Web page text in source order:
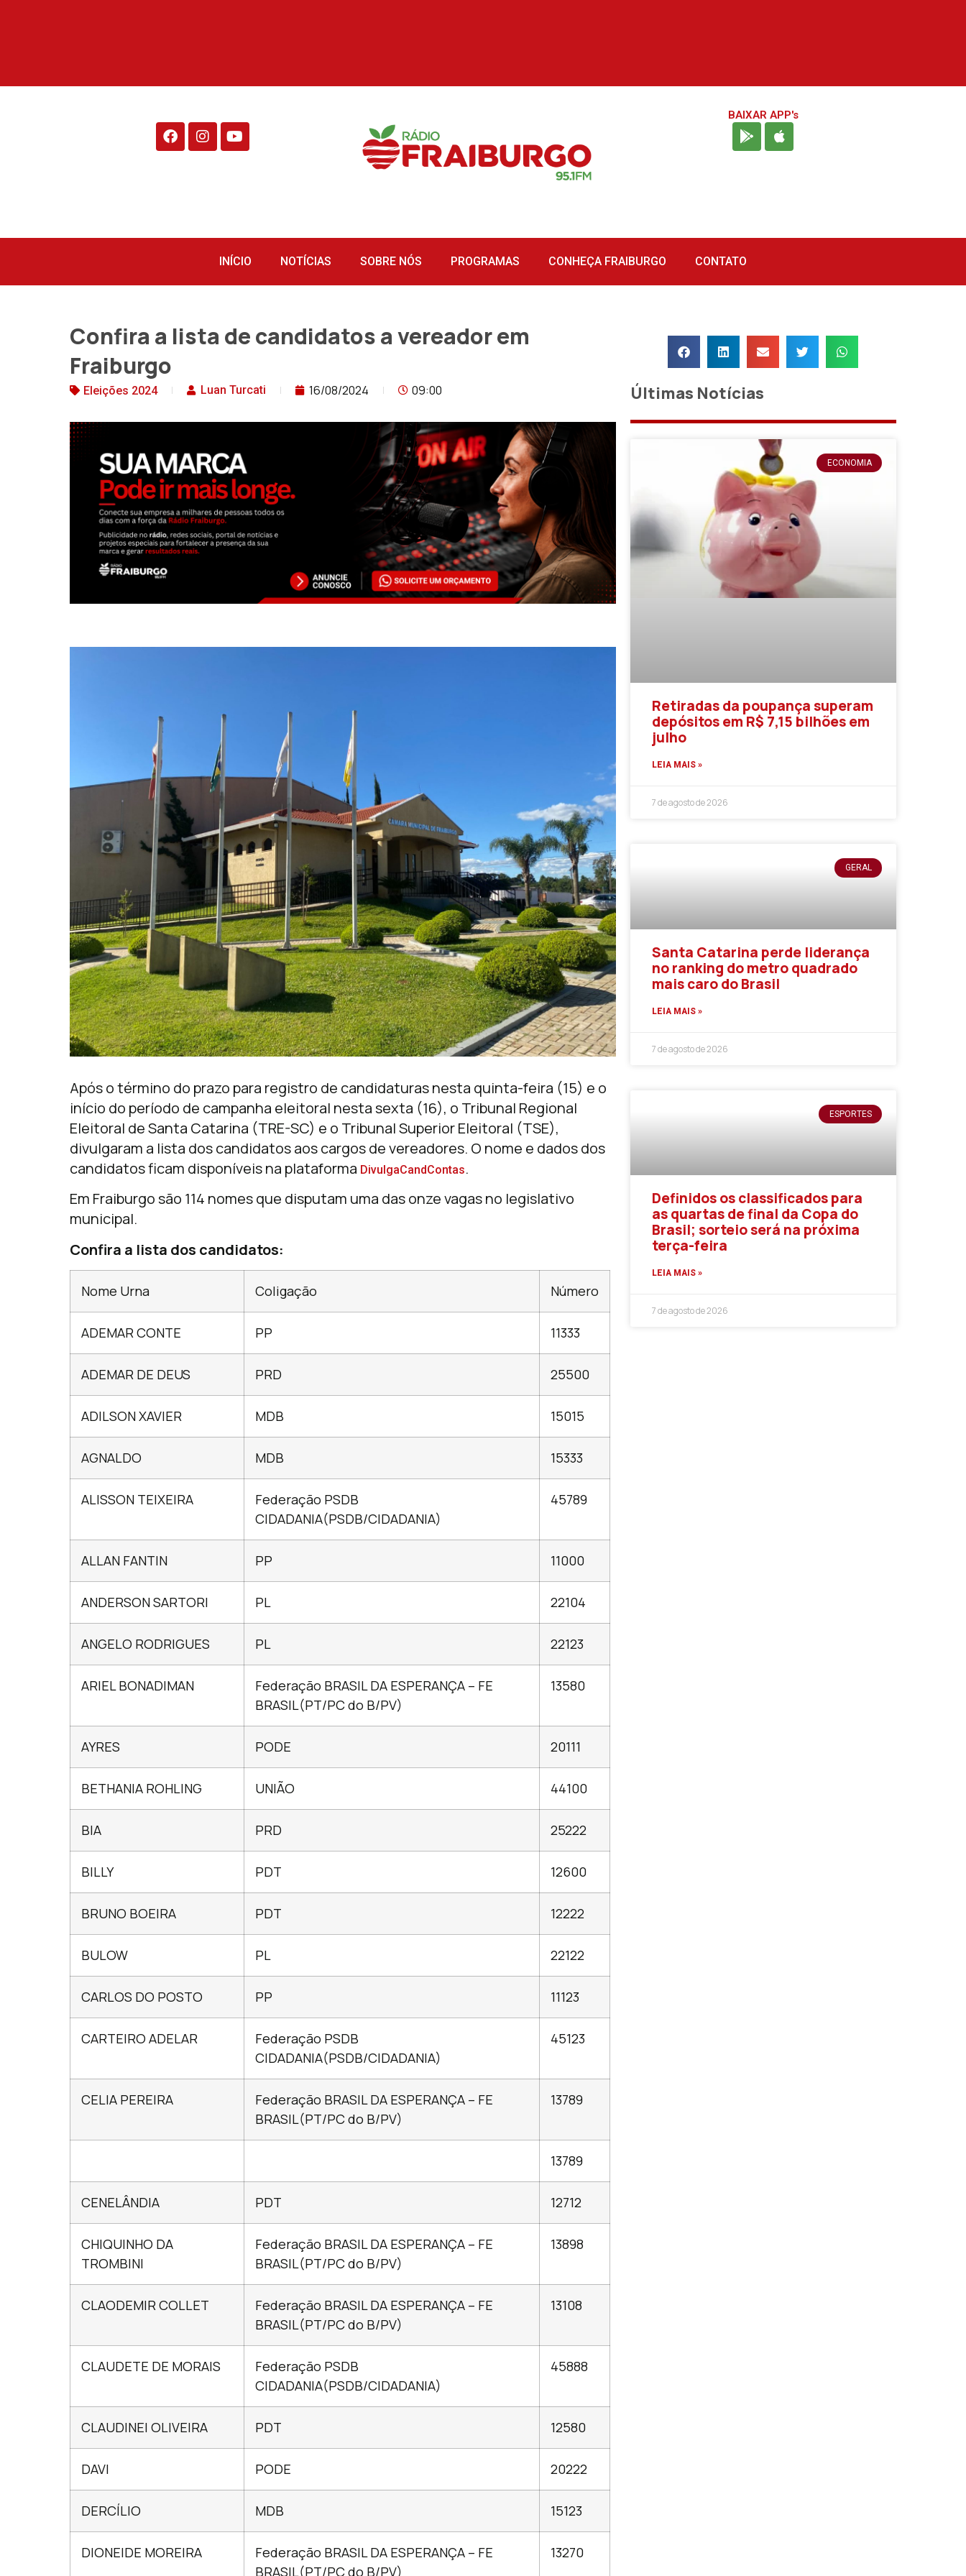
BAIXAR APP's
INÍCIO NOTÍCIAS SOBRE NÓS PROGRAMAS CONHEÇA FRAIBURGO CONTATO
Confira a lista de candidatos a vereador em
Fraiburgo
Eleições 2024 Luan Turcati 16/08/2024 09:00
Após o término do prazo para registro de candidaturas nesta quinta-feira (15) e o
início do período de campanha eleitoral nesta sexta (16), o Tribunal Regional
Eleitoral de Santa Catarina (TRE-SC) e o Tribunal Superior Eleitoral (TSE),
divulgaram a lista dos candidatos aos cargos de vereadores. O nome e dados dos
candidatos ficam disponíveis na plataforma DivulgaCandContas.
Em Fraiburgo são 114 nomes que disputam uma das onze vagas no legislativo
municipal.
Confira a lista dos candidatos:
Nome Urna Coligação Número
ADEMAR CONTE PP 11333
ADEMAR DE DEUS PRD 25500
ADILSON XAVIER MDB 15015
AGNALDO MDB 15333
ALISSON TEIXEIRA
Federação PSDB
CIDADANIA(PSDB/CIDADANIA)
45789
ALLAN FANTIN PP 11000
ANDERSON SARTORI PL 22104
ANGELO RODRIGUES PL 22123
ARIEL BONADIMAN
Federação BRASIL DA ESPERANÇA – FE
BRASIL(PT/PC do B/PV)
13580
AYRES PODE 20111
BETHANIA ROHLING UNIÃO 44100
BIA PRD 25222
BILLY PDT 12600
BRUNO BOEIRA PDT 12222
BULOW PL 22122
CARLOS DO POSTO PP 11123
CARTEIRO ADELAR
Federação PSDB
CIDADANIA(PSDB/CIDADANIA)
45123
CELIA PEREIRA
Federação BRASIL DA ESPERANÇA – FE
BRASIL(PT/PC do B/PV)
13789
13789
CENELÂNDIA PDT 12712
CHIQUINHO DA
TROMBINI
Federação BRASIL DA ESPERANÇA – FE
BRASIL(PT/PC do B/PV)
13898
CLAODEMIR COLLET
Federação BRASIL DA ESPERANÇA – FE
BRASIL(PT/PC do B/PV)
13108
CLAUDETE DE MORAIS
Federação PSDB
CIDADANIA(PSDB/CIDADANIA)
45888
CLAUDINEI OLIVEIRA PDT 12580
DAVI PODE 20222
DERCÍLIO MDB 15123
DIONEIDE MOREIRA
Federação BRASIL DA ESPERANÇA – FE
BRASIL(PT/PC do B/PV)
13270
Últimas Notícias
ECONOMIA
Retiradas da poupança superam
depósitos em R$ 7,15 bilhões em
julho
LEIA MAIS »
7 de agosto de 2026
GERAL
Santa Catarina perde liderança
no ranking do metro quadrado
mais caro do Brasil
LEIA MAIS »
7 de agosto de 2026
ESPORTES
Definidos os classificados para
as quartas de final da Copa do
Brasil; sorteio será na próxima
terça-feira
LEIA MAIS »
7 de agosto de 2026